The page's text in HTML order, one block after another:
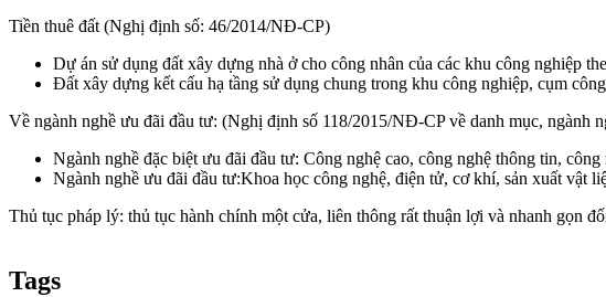
Tiền thuê đất (Nghị định số: 46/2014/NĐ-CP)
Dự án sử dụng đất xây dựng nhà ở cho công nhân của các khu công nghiệp
Đất xây dựng kết cấu hạ tầng sử dụng chung trong khu công nghiệp, cụm
Về ngành nghề ưu đãi đầu tư: (Nghị định số 118/2015/NĐ-CP về danh mục, ngành
Ngành nghề đặc biệt ưu đãi đầu tư: Công nghệ cao, công nghệ thông tin, công
Ngành nghề ưu đãi đầu tư:Khoa học công nghệ, điện tử, cơ khí, sản xuất vật
Thủ tục pháp lý: thủ tục hành chính một cửa, liên thông rất thuận lợi và nhanh gọn
Tags